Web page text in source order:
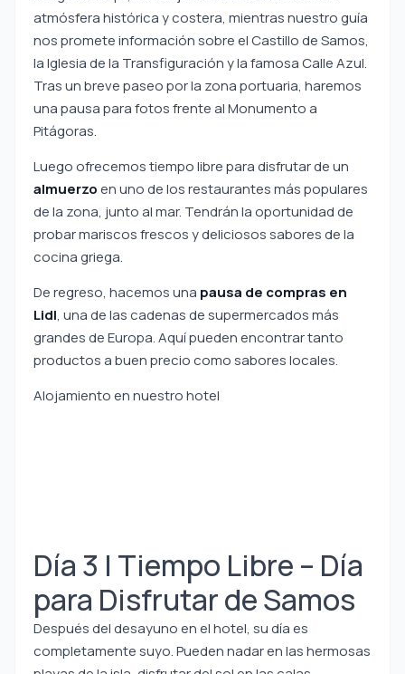
atmósfera histórica y costera, mientras nuestro guía
nos promete información sobre el Castillo de Samos,
la Iglesia de la Transfiguración y la famosa Calle Azul.
Tras un breve paseo por la zona portuaria, haremos
una pausa para fotos frente al Monumento a
Pitágoras.
Luego ofrecemos tiempo libre para disfrutar de un
almuerzoen uno de los restaurantes más populares
de la zona, junto al mar. Tendrán la oportunidad de
probar mariscos frescos y deliciosos sabores de la
cocina griega.
De regreso, hacemos una pausa de compras en
Lidl, una de las cadenas de supermercados más
grandes de Europa. Aquí pueden encontrar tanto
productos a buen precio como sabores locales.
Alojamiento en nuestro hotel
Día 3 | Tiempo Libre – Día
para Disfrutar de Samos
Después del desayuno en el hotel, su día es
completamente suyo. Pueden nadar en las hermosas